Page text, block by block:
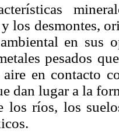
los desmontes,
en sus
pesados
en contacto
dan lugar a la
los ríos, los